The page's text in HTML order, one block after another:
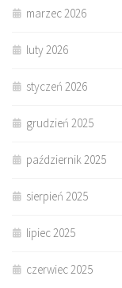
marzec 2026
luty 2026
styczeń 2026
grudzień 2025
październik 2025
sierpień 2025
lipiec 2025
czerwiec 2025